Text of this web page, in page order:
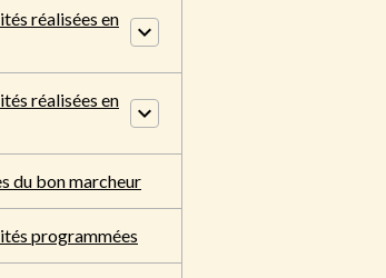
réalisées en
réalisées en
du bon marcheur
programmées